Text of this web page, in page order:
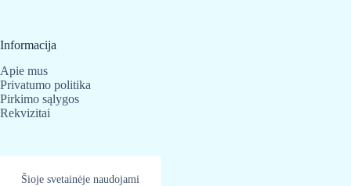
Šioje svetainėje naudojami
Informacija
Apie mus
Privatumo politika
Pirkimo sąlygos
Rekvizitai